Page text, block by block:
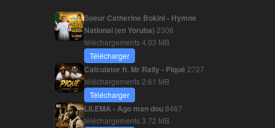
Soeur Catherine Bokini - Hymne
National (en Yoruba) 2306
téléchargements4.03 MB
Télécharger
Calculator ft. Mr Rally - Piqué 2727
téléchargements 2.61 MB
Télécharger
LILEMA - Ago man dou8467
téléchargements3.72 MB